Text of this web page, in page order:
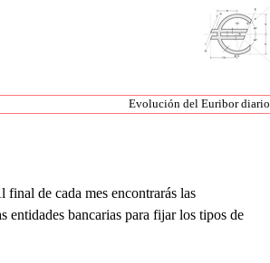
Evolución del Euribor diario
de cada mes encontrarás las
entidades bancarias para fijar los tipos de